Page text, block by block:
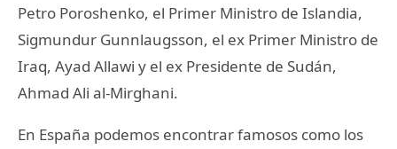
Petro Poroshenko, el Primer Ministro de Islandia,
Sigmundur Gunnlaugsson, el ex Primer Ministro de
Iraq, Ayad Allawi y el ex Presidente de Sudán,
Ahmad Ali al-Mirghani.
En España podemos encontrar famosos como los